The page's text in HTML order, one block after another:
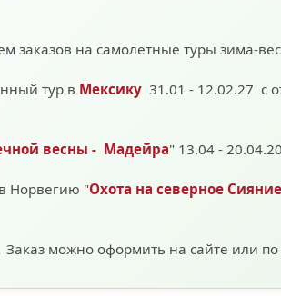
заказов на самолетные туры зима-
тур в Мексику 31.01 - 12.02.27 с
весны - Мадейра" 13.04 -
Норвегию "Охота на северное Сияние
Заказ можно оформить на сайте или по